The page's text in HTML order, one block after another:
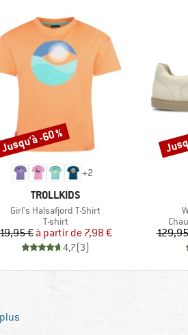
+2
MARQUE
TROLLKIDS
Article
Girl's Halsafjord T-Shirt
Product group
T-shirt
Prix
€ Prix réduit
à partir de 7,98 €
4,7(3)
Jusqu'à -60 %